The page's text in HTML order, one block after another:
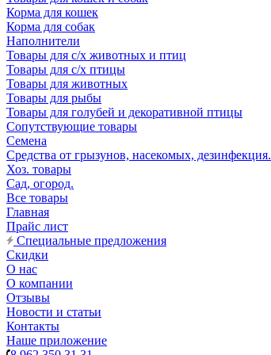
Корма для кошек
Корма для собак
Наполнители
Товары для с/х животных и птиц
Товары для с/х птицы
Товары для животных
Товары для рыбы
Товары для голубей и декоративной птицы
Сопутствующие товары
Семена
Средства от грызунов, насекомых, дезинфекция.
Хоз. товары
Сад, огород.
Все товары
Главная
Прайс лист
Специальные предложения
Скидки
О нас
О компании
Отзывы
Новости и статьи
Контакты
Наше приложение